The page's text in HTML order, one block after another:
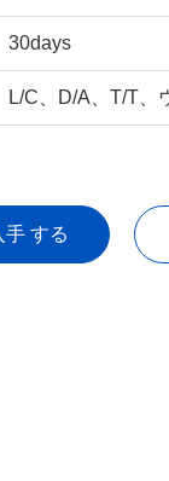
30days
L/C、D/A、T/T、
手 する